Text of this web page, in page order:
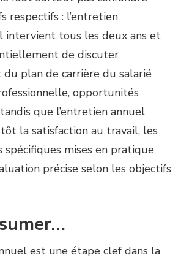
respectifs : l’entretien
intervient tous les deux ans et
de discuter
plan de carrière du salarié
opportunités
que l’entretien annuel
la satisfaction au travail, les
spécifiques mises en pratique
précise selon les objectifs
est une étape clef dans la